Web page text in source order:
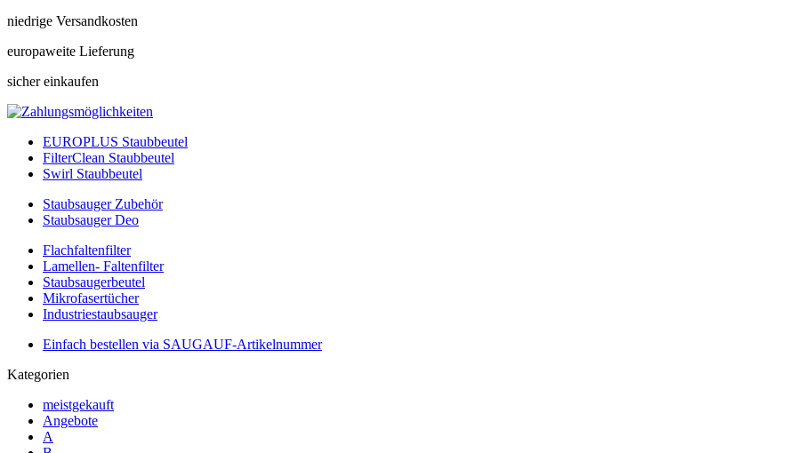
niedrige Versandkosten
europaweite Lieferung
sicher einkaufen
EUROPLUS Staubbeutel
FilterClean Staubbeutel
Swirl Staubbeutel
Staubsauger Zubehör
Staubsauger Deo
Flachfaltenfilter
Lamellen- Faltenfilter
Staubsaugerbeutel
Mikrofasertücher
Industriestaubsauger
Einfach bestellen via SAUGAUF-Artikelnummer
Kategorien
meistgekauft
Angebote
A